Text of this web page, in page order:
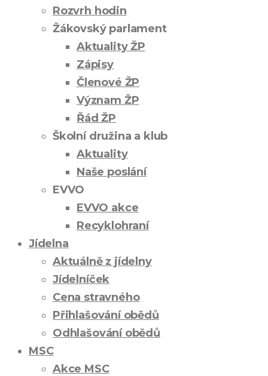
Rozvrh hodin
Žákovský parlament
Aktuality ŽP
Zápisy
Členové ŽP
Význam ŽP
Řád ŽP
Školní družina a klub
Aktuality
Naše poslání
EVVO
EVVO akce
Recyklohraní
Jídelna
Aktuálně z jídelny
Jídelníček
Cena stravného
Přihlašování obědů
Odhlašování obědů
MSC
Akce MSC